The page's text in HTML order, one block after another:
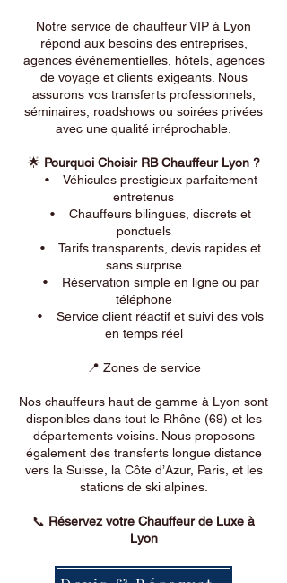
Notre service de chauffeur VIP à Lyon
répond aux besoins des entreprises,
agences événementielles, hôtels, agences
de voyage et clients exigeants. Nous
assurons vos transferts professionnels,
séminaires, roadshows ou soirées privées
avec une qualité irréprochable.
🌟 Pourquoi Choisir RB Chauffeur Lyon ?
• Véhicules prestigieux parfaitement
entretenus
• Chauffeurs bilingues, discrets et
ponctuels
• Tarifs transparents, devis rapides et
sans surprise
• Réservation simple en ligne ou par
téléphone
• Service client réactif et suivi des vols
en temps réel
📍 Zones de service
Nos chauffeurs haut de gamme à Lyon sont
disponibles dans tout le Rhône (69) et les
départements voisins. Nous proposons
également des transferts longue distance
vers la Suisse, la Côte d’Azur, Paris, et les
stations de ski alpines.
📞 Réservez votre Chauffeur de Luxe à
Lyon